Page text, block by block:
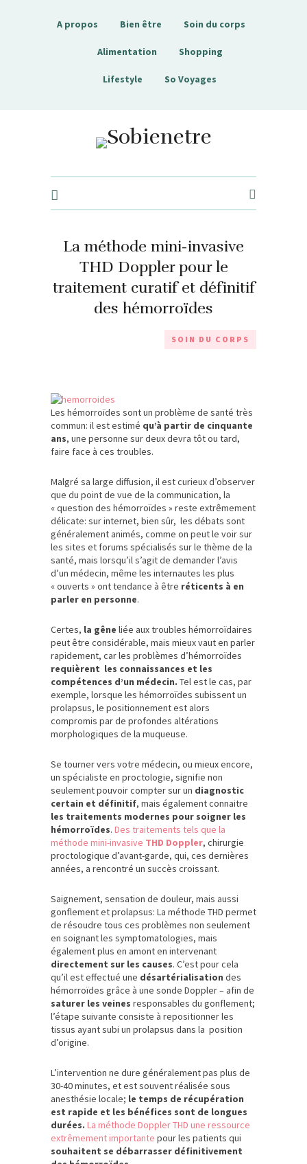
A propos Bien être Soin du corps
Alimentation Shopping
Lifestyle So Voyages
Sobienetre
La méthode mini-invasive
THD Doppler pour le
traitement curatif et définitif
des hémorroïdes
SOIN DU CORPS
Les hémorroïdes sont un problème de santé très
commun: il est estimé qu’à partir de cinquante
ans, une personne sur deux devra tôt ou tard,
faire face à ces troubles.
Malgré sa large diffusion, il est curieux d’observer
que du point de vue de la communication, la
« question des hémorroïdes » reste extrêmement
délicate: sur internet, bien sûr, les débats sont
généralement animés, comme on peut le voir sur
les sites et forums spécialisés sur le thème de la
santé, mais lorsqu’il s’agit de demander l’avis
d’un médecin, même les internautes les plus
« ouverts » ont tendance à être réticents à en
parler en personne.
Certes, la gêne liée aux troubles hémorroïdaires
peut être considérable, mais mieux vaut en parler
rapidement, car les problèmes d’hémorroïdes
requièrent les connaissances et les
compétences d’un médecin. Tel est le cas, par
exemple, lorsque les hémorroïdes subissent un
prolapsus, le positionnement est alors
compromis par de profondes altérations
morphologiques de la muqueuse.
Se tourner vers votre médecin, ou mieux encore,
un spécialiste en proctologie, signifie non
seulement pouvoir compter sur un diagnostic
certain et définitif, mais également connaitre
les traitements modernes pour soigner les
hémorroïdes. Des traitements tels que la
méthode mini-invasive THD Doppler, chirurgie
proctologique d’avant-garde, qui, ces dernières
années, a rencontré un succès croissant.
Saignement, sensation de douleur, mais aussi
gonflement et prolapsus: La méthode THD permet
de résoudre tous ces problèmes non seulement
en soignant les symptomatologies, mais
également plus en amont en intervenant
directement sur les causes. C’est pour cela
qu’il est effectué une désartérialisation des
hémorroïdes grâce à une sonde Doppler – afin de
saturer les veines responsables du gonflement;
l’étape suivante consiste à repositionner les
tissus ayant subi un prolapsus dans la position
d’origine.
L’intervention ne dure généralement pas plus de
30-40 minutes, et est souvent réalisée sous
anesthésie locale; le temps de récupération
est rapide et les bénéfices sont de longues
durées. La méthode Doppler THD une ressource
extrêmement importante pour les patients qui
souhaitent se débarrasser définitivement